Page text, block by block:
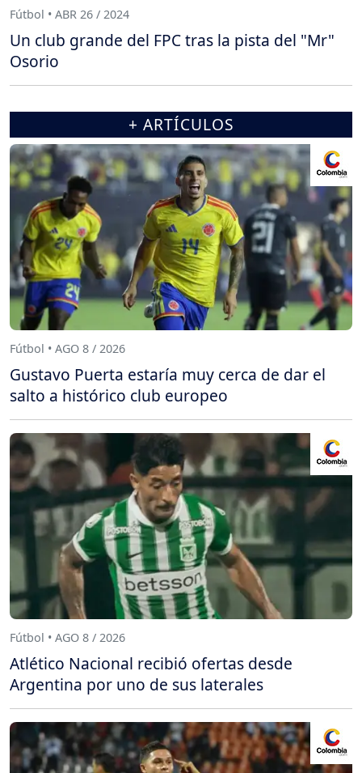
Fútbol • ABR 26 / 2024
Un club grande del FPC tras la pista del "Mr"
Osorio
+ ARTÍCULOS
Fútbol • AGO 8 / 2026
Gustavo Puerta estaría muy cerca de dar el
salto a histórico club europeo
Fútbol • AGO 8 / 2026
Atlético Nacional recibió ofertas desde
Argentina por uno de sus laterales